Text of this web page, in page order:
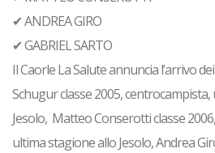
✔ ANDREA GIRO
✔ GABRIEL SARTO
Il Caorle La Salute annuncia l’arrivo
Schugur classe 2005,
Jesolo, Matteo Conserotti classe
ultima stagione allo Jesolo, Andrea